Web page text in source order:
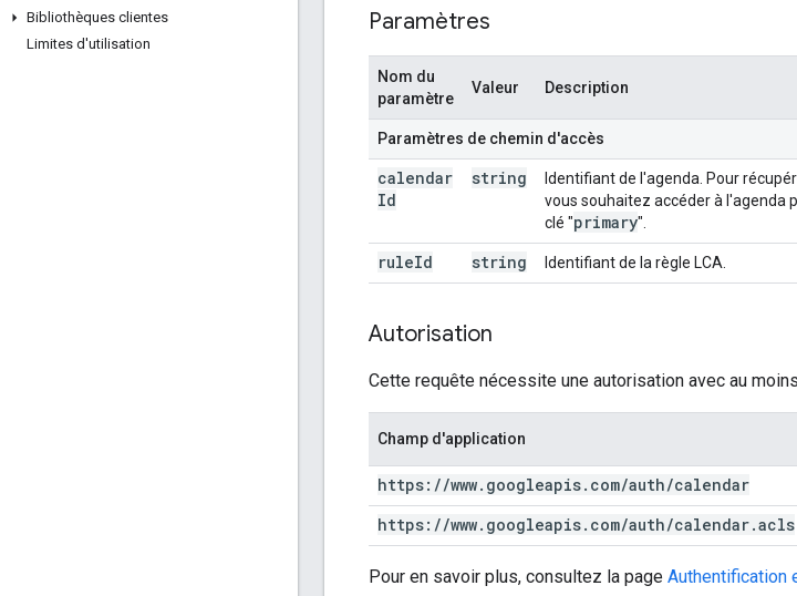
Bibliothèques clientes
Limites d'utilisation
Paramètres
Nom du
paramètre
Valeur Description
Paramètres de chemin d'accès
calendar
Id
string Identifiant de l'agenda. Pour
vous souhaitez accéder à l'agenda
clé "primary".
ruleId string Identifiant de la règle LCA.
Autorisation
Cette requête nécessite une autorisation avec au
Champ d'application
https: //www. googleapis. com/auth/calendar
https: //www. googleapis. com/auth/calendar.acls
Pour en savoir plus, consultez la page Authentification